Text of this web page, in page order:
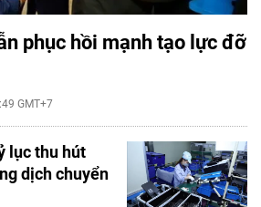
phục hồi mạnh tạo lực đỡ
GMT+7
lục thu hút
dịch chuyển